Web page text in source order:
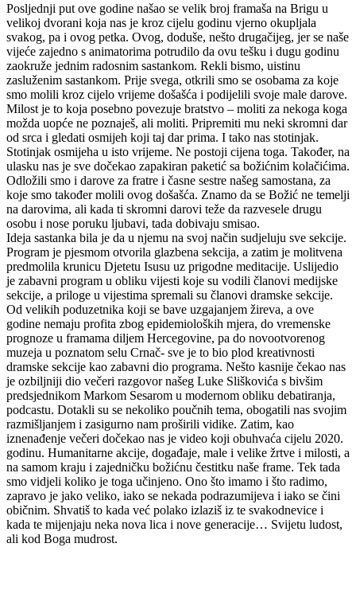
Posljednji put ove godine našao se velik broj framaša na Brigu u
velikoj dvorani koja nas je kroz cijelu godinu vjerno okupljala
svakog, pa i ovog petka. Ovog, doduše, nešto drugačijeg, jer se naše
vijeće zajedno s animatorima potrudilo da ovu tešku i dugu godinu
zaokruže jednim radosnim sastankom. Rekli bismo, uistinu
zasluženim sastankom. Prije svega, otkrili smo se osobama za koje
smo molili kroz cijelo vrijeme došašća i podijelili svoje male darove.
Milost je to koja posebno povezuje bratstvo – moliti za nekoga koga
možda uopće ne poznaješ, ali moliti. Pripremiti mu neki skromni dar
od srca i gledati osmijeh koji taj dar prima. I tako nas stotinjak.
Stotinjak osmijeha u isto vrijeme. Ne postoji cijena toga. Također, na
ulasku nas je sve dočekao zapakiran paketić sa božićnim kolačićima.
Odložili smo i darove za fratre i časne sestre našeg samostana, za
koje smo također molili ovog došašća. Znamo da se Božić ne temelji
na darovima, ali kada ti skromni darovi teže da razvesele drugu
osobu i nose poruku ljubavi, tada dobivaju smisao.
Ideja sastanka bila je da u njemu na svoj način sudjeluju sve sekcije.
Program je pjesmom otvorila glazbena sekcija, a zatim je molitvena
predmolila krunicu Djetetu Isusu uz prigodne meditacije. Uslijedio
je zabavni program u obliku vijesti koje su vodili članovi medijske
sekcije, a priloge u vijestima spremali su članovi dramske sekcije.
Od velikih poduzetnika koji se bave uzgajanjem žireva, a ove
godine nemaju profita zbog epidemioloških mjera, do vremenske
prognoze u framama diljem Hercegovine, pa do novootvorenog
muzeja u poznatom selu Crnač- sve je to bio plod kreativnosti
dramske sekcije kao zabavni dio programa. Nešto kasnije čekao nas
je ozbiljniji dio večeri razgovor našeg Luke Sliškovića s bivšim
predsjednikom Markom Sesarom u modernom obliku debatiranja,
podcastu. Dotakli su se nekoliko poučnih tema, obogatili nas svojim
razmišljanjem i zasigurno nam proširili vidike. Zatim, kao
iznenađenje večeri dočekao nas je video koji obuhvaća cijelu 2020.
godinu. Humanitarne akcije, događaje, male i velike žrtve i milosti, a
na samom kraju i zajedničku božićnu čestitku naše frame. Tek tada
smo vidjeli koliko je toga učinjeno. Ono što imamo i što radimo,
zapravo je jako veliko, iako se nekada podrazumijeva i iako se čini
običnim. Shvatiš to kada već polako izlaziš iz te svakodnevice i
kada te mijenjaju neka nova lica i nove generacije… Svijetu ludost,
ali kod Boga mudrost.